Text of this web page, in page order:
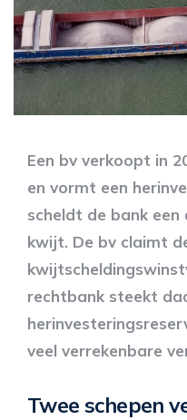
Een bv verkoopt in
en vormt een
scheldt de bank een
kwijt. De bv claimt
rechtbank steekt
veel verrekenbare
Twee schepen